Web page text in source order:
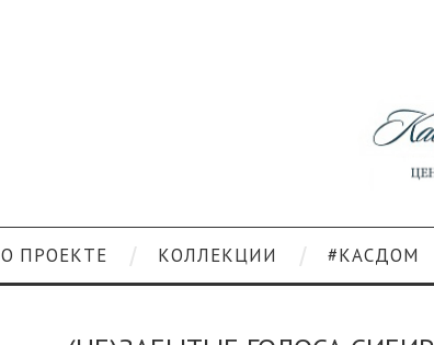
О ПРОЕКТЕ КОЛЛЕКЦИИ #КАСДОМ